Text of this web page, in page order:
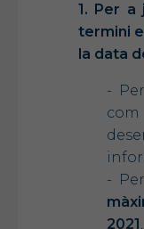
1. Per a
termini
la data
-
-​
2021